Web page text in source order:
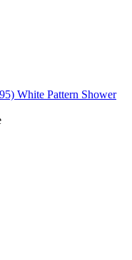
White Pattern Shower